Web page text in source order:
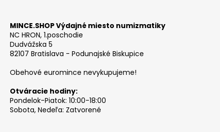
MINCE.SHOP Výdajné miesto numizmatiky
NC HRON, 1.poschodie
Dudvážska 5
82107 Bratislava - Podunajské Biskupice
Obehové euromince nevykupujeme!
Otváracie hodiny:
Pondelok-Piatok: 10:00-18:00
Sobota, Nedeľa: Zatvorené